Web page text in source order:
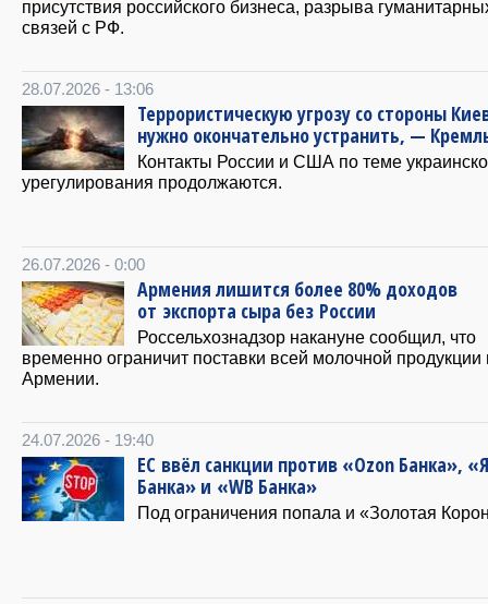
присутствия российского бизнеса, разрыва
связей с РФ.
28.07.2026 - 13:06
Террористическую угрозу со стороны
нужно окончательно устранить, —
Контакты России и США по теме
урегулирования продолжаются.
26.07.2026 - 0:00
Армения лишится более 80% доходов
от экспорта сыра без России
Россельхознадзор накануне сообщил, что
временно ограничит поставки всей молочной продукции
Армении.
24.07.2026 - 19:40
ЕС ввёл санкции против «Ozon Банка»,
Банка» и «WB Банка»
Под ограничения попала и «Золотая